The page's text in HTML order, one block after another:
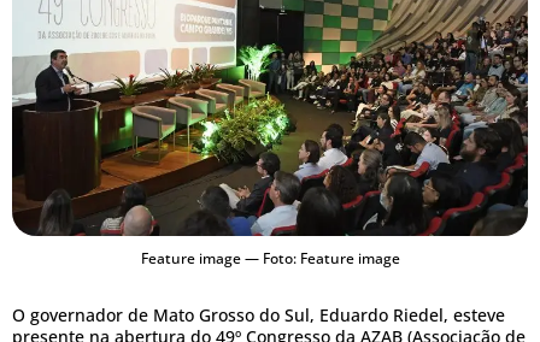
Feature image — Foto: Feature image
O governador de Mato Grosso do Sul, Eduardo Riedel, esteve
presente na abertura do 49º Congresso da AZAB (Associação de